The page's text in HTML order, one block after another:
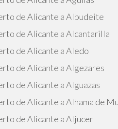
de Alicante a Albudeite
de Alicante a Alcantarilla
de Alicante a Aledo
de Alicante a Algezares
de Alicante a Alguazas
de Alicante a Alhama de
de Alicante a Aljucer